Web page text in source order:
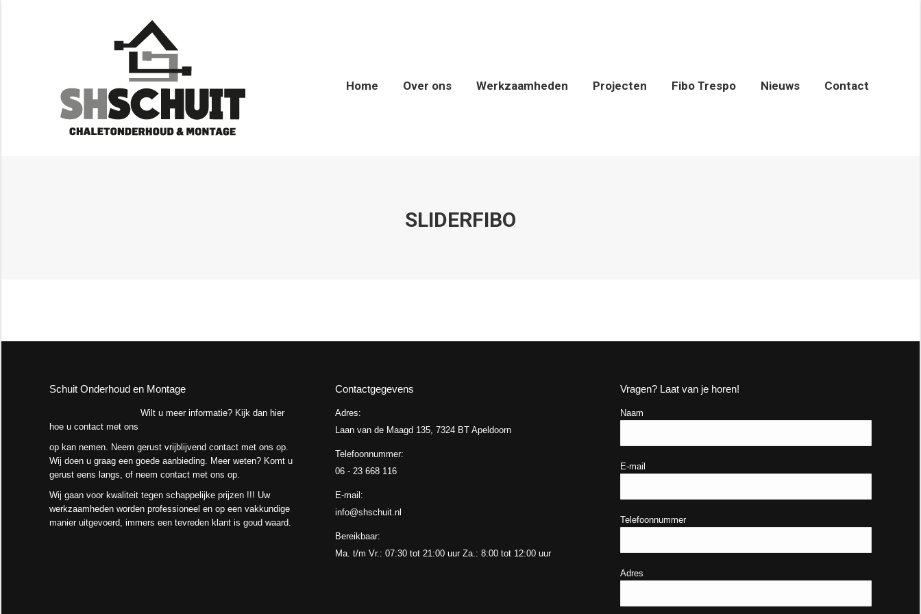
Home Over ons Werkzaamheden Projecten Fibo Trespo Nieuws Contact
SLIDERFIBO
Schuit Onderhoud en Montage
Wilt u meer informatie? Kijk dan hier
hoe u contact met ons
op kan nemen. Neem gerust vrijblijvend contact met ons op.
Wij doen u graag een goede aanbieding. Meer weten? Komt u
gerust eens langs, of neem contact met ons op.
Wij gaan voor kwaliteit tegen schappelijke prijzen !!! Uw
werkzaamheden worden professioneel en op een vakkundige
manier uitgevoerd, immers een tevreden klant is goud waard.
Contactgegevens
Adres:
Laan van de Maagd 135, 7324 BT Apeldoorn
Telefoonnummer:
06 - 23 668 116
E-mail:
info@shschuit.nl
Bereikbaar:
Ma. t/m Vr.: 07:30 tot 21:00 uur Za.: 8:00 tot 12:00 uur
Vragen? Laat van je horen!
Naam
E-mail
Telefoonnummer
Adres
Over ons Werkzaamheden Projecten Fibo Trespo Nieuws Contact